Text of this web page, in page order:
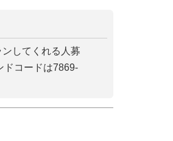
してくれる人募
ドコードは7869-